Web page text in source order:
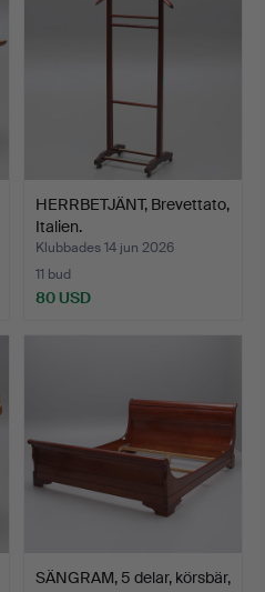
HERRBETJÄNT, Brevettato,
Italien.
Klubbades 14 jun 2026
11 bud
80 USD
SÄNGRAM, 5 delar, körsbär,